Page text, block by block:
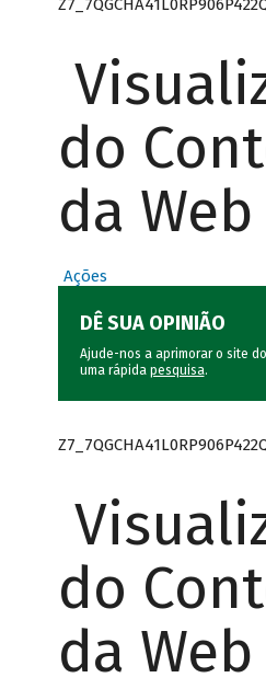
do
da Web
Ações
DÊ SUA OPINIÃO
Ajude-nos a aprimorar o site
uma rápida pesquisa.
do
da Web